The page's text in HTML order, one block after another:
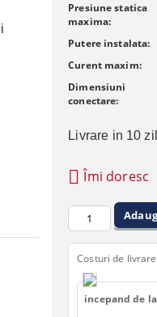
Presiune statica
maxima:
Putere instalata:
Curent maxim:
Dimensiuni
conectare:
Livrare in 10
Îmi doresc
Costuri de
incepand de